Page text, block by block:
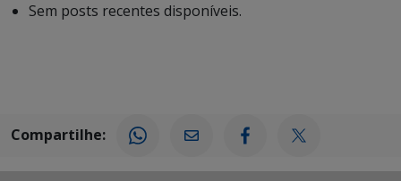
Sem posts recentes disponíveis.
Compartilhe: